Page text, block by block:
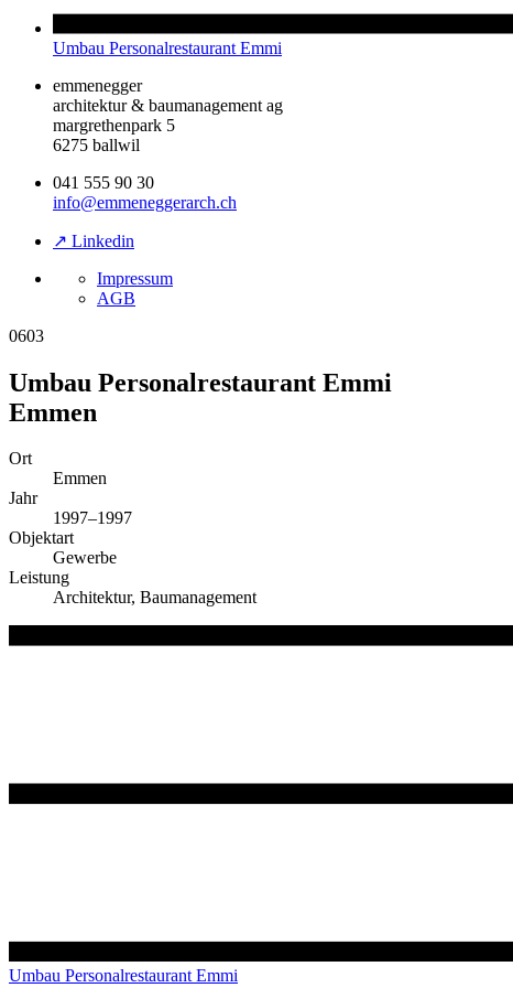
Umbau Personalrestaurant Emmi
emmenegger
architektur & baumanagement ag
margrethenpark 5
6275 ballwil
041 555 90 30
info@emmeneggerarch.ch
↗ Linkedin
Impressum
AGB
0603
Umbau Personalrestaurant Emmi
Emmen
Ort
Emmen
Jahr
1997–1997
Objektart
Gewerbe
Leistung
Architektur, Baumanagement
Umbau Personalrestaurant Emmi